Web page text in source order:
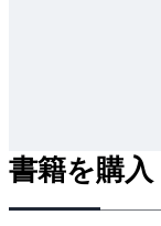
書籍を購入